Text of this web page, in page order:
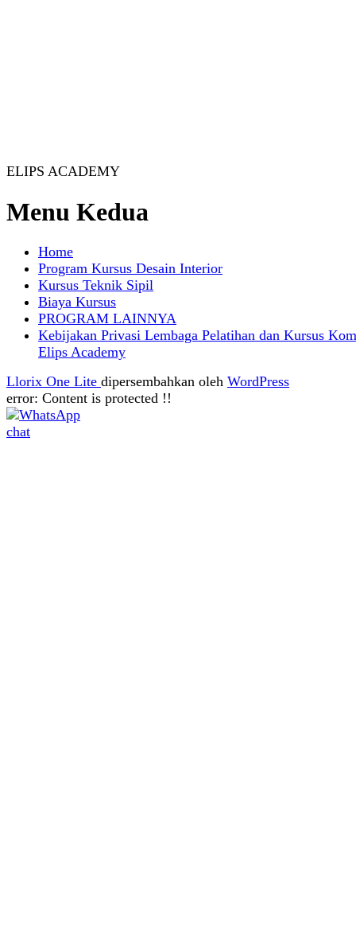
ELIPS ACADEMY
Menu Kedua
Home
Program Kursus Desain Interior
Kursus Teknik Sipil
Biaya Kursus
PROGRAM LAINNYA
Kebijakan Privasi Lembaga Pelatihan dan Kursus
Elips Academy
Llorix One Lite dipersembahkan oleh WordPress
error: Content is protected !!